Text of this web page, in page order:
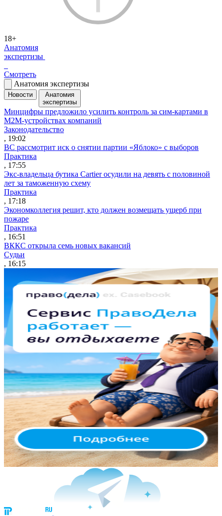
18+
Анатомия
экспертизы
Смотреть
Анатомия экспертизы
Новости
Анатомия
экспертизы
Минцифры предложило усилить контроль за сим-картами в
M2M-устройствах компаний
Законодательство
, 19:02
ВС рассмотрит иск о снятии партии «Яблоко» с выборов
Практика
, 17:55
Экс-владельца бутика Cartier осудили на девять с половиной
лет за таможенную схему
Практика
, 17:18
Экономколлегия решит, кто должен возмещать ущерб при
пожаре
Практика
, 16:51
ВККС открыла семь новых вакансий
Судьи
, 16:15